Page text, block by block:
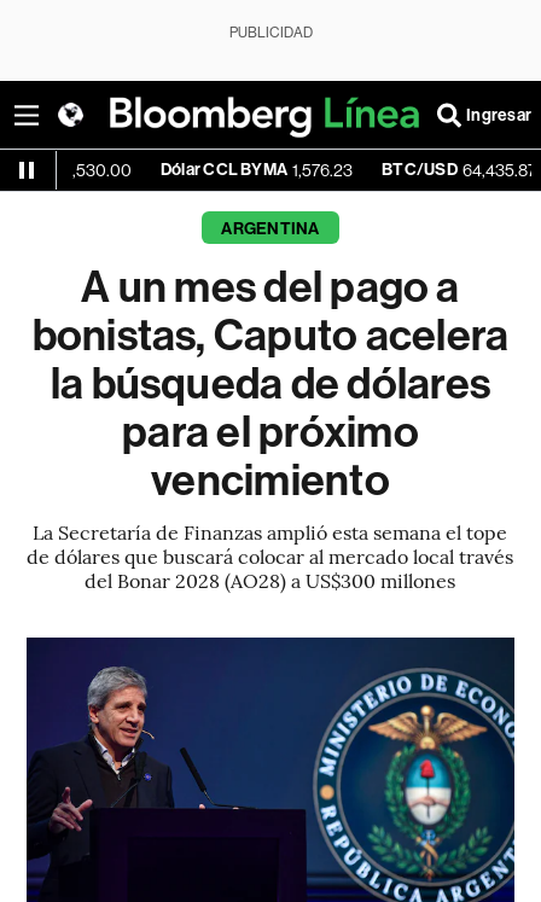
PUBLICIDAD
Ingresar
Dólar CCL BYMA 1,576.23 BTC/USD 64,435.87 -
ARGENTINA
A un mes del pago a
bonistas, Caputo acelera
la búsqueda de dólares
para el próximo
vencimiento
La Secretaría de Finanzas amplió esta semana el tope
de dólares que buscará colocar al mercado local través
del Bonar 2028 (AO28) a US$300 millones